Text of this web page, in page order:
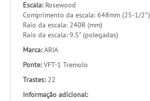
Escala: Rosewood
Comprimento da escala: 648mm (25-1/2″)
Raio da escala: 240R (mm)
Raio da escala: 9.5" (polegadas)
Marca:ARIA
Ponte:VFT-1 Tremolo
Trastes: 22
Informação adicional: